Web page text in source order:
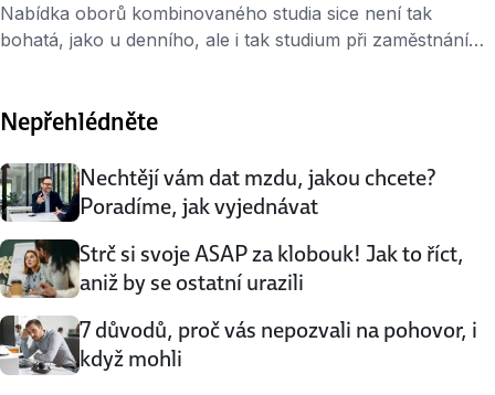
Nabídka oborů kombinovaného studia sice není tak
bohatá, jako u denního, ale i tak studium při zaměstnání
výhody (i když už jim bylo 26 let). Proč studovat při
vystavených na Jobs.cz nutnou …
Nepřehlédněte
Nechtějí vám dat mzdu, jakou chcete?
Poradíme, jak vyjednávat
Strč si svoje ASAP za klobouk! Jak to říct,
aniž by se ostatní urazili
7 důvodů, proč vás nepozvali na pohovor, i
když mohli